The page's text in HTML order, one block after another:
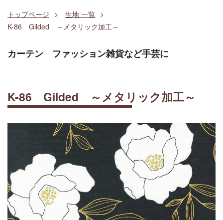
トップページ
生地 一覧
K-86 Gilded ～メタリック加工～
カーテン ファッション雑貨など手芸に
K-86 Gilded ～メタリック加工～